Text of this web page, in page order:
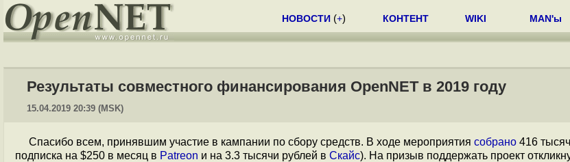
НОВОСТИ (+) КОНТЕНТ WIKI MAN'ы
Результаты совместного финансирования OpenNET в 2019 году
15.04.2019 20:39 (MSK)
Спасибо всем, принявшим участие в кампании по сбору средств. В ходе мероприятия собрано 416
подписка на $250 в месяц в Patreon и на 3.3 тысячи рублей в Скайс). На призыв поддержать проект